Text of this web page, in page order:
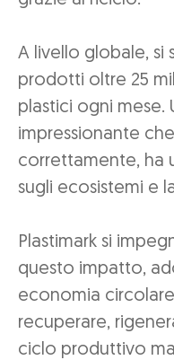
A livello globale, si
prodotti oltre 25
plastici ogni mese.
impressionante
correttamente, ha
sugli ecosistemi e
Plastimark si
questo impatto,
economia
recuperare,
ciclo produttivo